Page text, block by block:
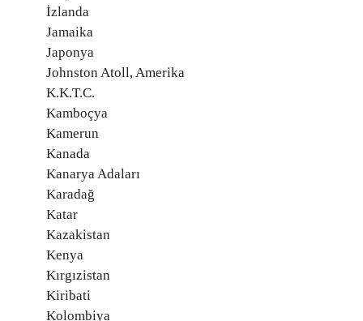
İzlanda
Jamaika
Japonya
Johnston Atoll, Amerika
K.K.T.C.
Kamboçya
Kamerun
Kanada
Kanarya Adaları
Karadağ
Katar
Kazakistan
Kenya
Kırgızistan
Kiribati
Kolombiya